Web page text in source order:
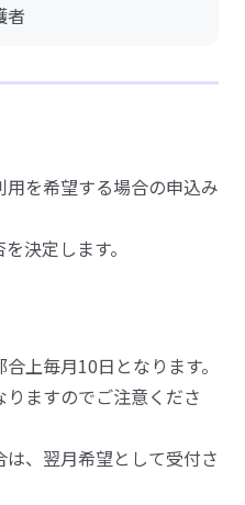
者
を希望する場合の申込み
決定します。
上毎月10日となります。
りますのでご注意くださ
、翌月希望として受付さ